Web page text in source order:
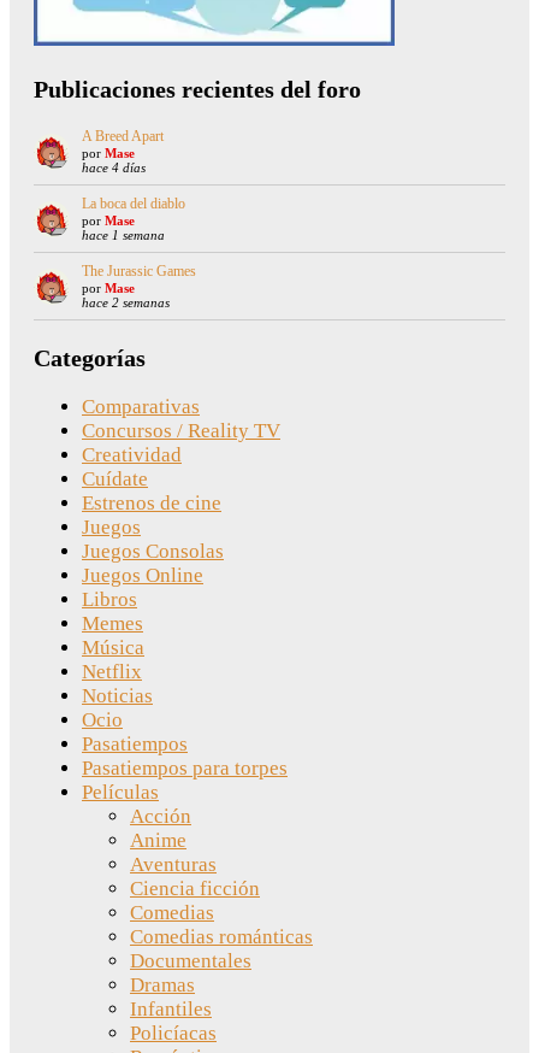
Publicaciones recientes del foro
A Breed Apart
por Mase
hace 4 días
La boca del diablo
por Mase
hace 1 semana
The Jurassic Games
por Mase
hace 2 semanas
Categorías
Comparativas
Concursos / Reality TV
Creatividad
Cuídate
Estrenos de cine
Juegos
Juegos Consolas
Juegos Online
Libros
Memes
Música
Netflix
Noticias
Ocio
Pasatiempos
Pasatiempos para torpes
Películas
Acción
Anime
Aventuras
Ciencia ficción
Comedias
Comedias románticas
Documentales
Dramas
Infantiles
Policíacas